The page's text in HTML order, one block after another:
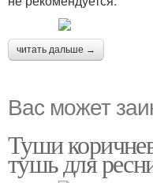
читать дальше →
Вас может
Туши
тушь для